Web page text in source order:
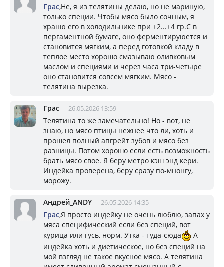
Грас,Не, я из телятины делаю, но не мариную,
только специи. Чтобы мясо было сочным, я
храню его в холодильнике при +2...+4 гр.С в
пергаментной бумаге, оно ферментируюется и
становится мягким, а перед готовкой кладу в
теплое место хорошо смазываю оливковым
маслом и специями и через часа три-четыре
оно становится совсем мягким. Мясо -
телятина вырезка.
Грас 26.05.2026 13:59
Телятина то же замечательно! Но - вот, не
знаю, но мясо птицы нежнее что ли, хоть и
прошел полный апгрейт зубов и мясо без
разницы. Потом хорошо если есть возможность
брать мясо свое. Я беру метро кэш энд кери.
Индейка проверена, беру сразу по-мнонгу,
морожу.
Андрей_ANDY 26.05.2026 14:35
Грас,Я просто индейку не очень люблю, запах у
мяса специфический если без специй, вот
курица или гусь, норм. Утка - туда-сюда
А
индейка хоть и диетическое, но без специй на
мой взгляд не такое вкусное мясо. А телятина